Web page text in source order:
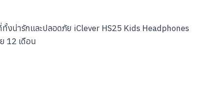
น่ารักและปลอดภัย iClever HS25 Kids Headphones
12 เดือน